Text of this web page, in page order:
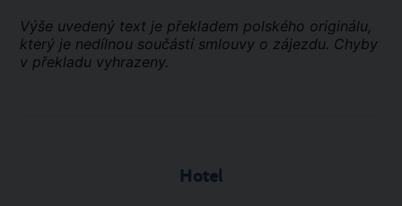
Výše uvedený text je překladem polského originálu,
který je nedílnou součástí smlouvy o zájezdu. Chyby
v překladu vyhrazeny.
Hotel